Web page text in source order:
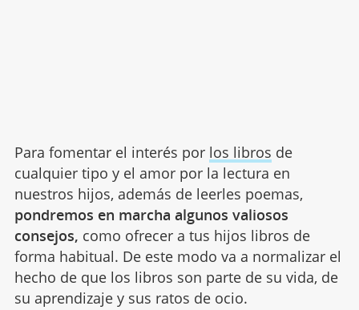
Para fomentar el interés por los libros de
cualquier tipo y el amor por la lectura en
nuestros hijos, además de leerles poemas,
pondremos en marcha algunos valiosos
consejos, como ofrecer a tus hijos libros de
forma habitual. De este modo va a normalizar el
hecho de que los libros son parte de su vida, de
su aprendizaje y sus ratos de ocio.